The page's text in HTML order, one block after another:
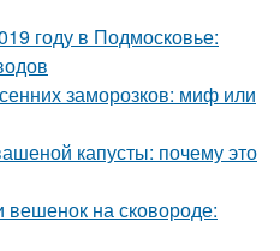
году в Подмосковье:
заморозков: миф или
капусты: почему это
на сковороде: